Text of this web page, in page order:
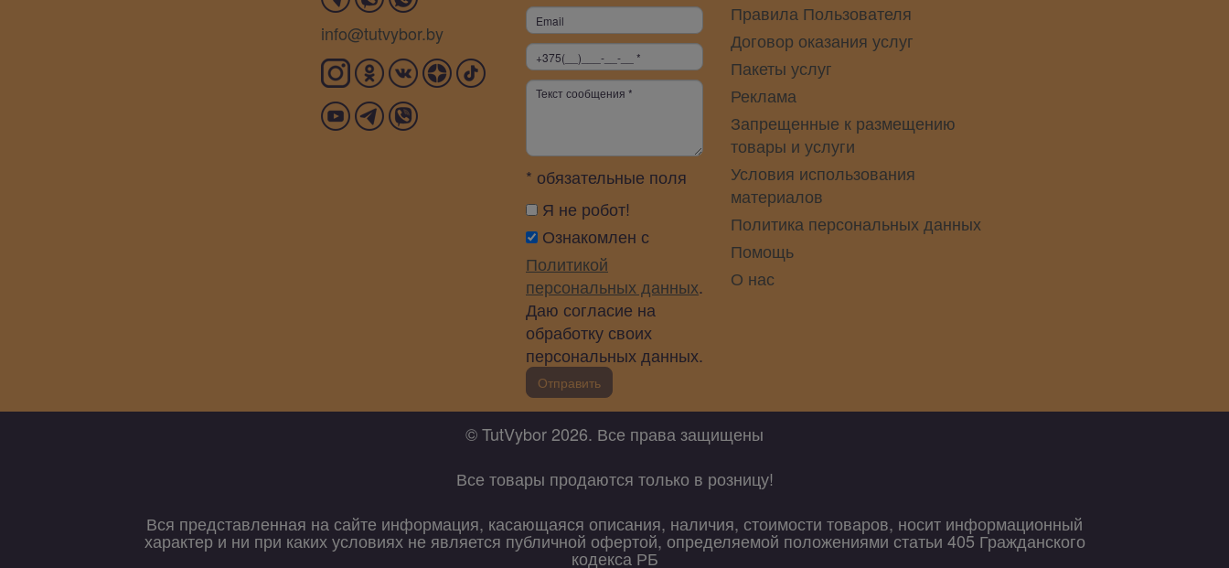
info@tutvybor.by
* обязательные поля
Я не робот!
Ознакомлен с
Политикой
персональных данных.
Даю согласие на
обработку своих
персональных данных.
Отправить
Правила Пользователя
Договор оказания услуг
Пакеты услуг
Реклама
Запрещенные к размещению
товары и услуги
Условия использования
материалов
Политика персональных данных
Помощь
О нас
© TutVybor 2026. Все права защищены
Все товары продаются только в розницу!
Вся представленная на сайте информация, касающаяся описания, наличия, стоимости товаров, носит информационный
характер и ни при каких условиях не является публичной офертой, определяемой положениями статьи 405 Гражданского
кодекса РБ